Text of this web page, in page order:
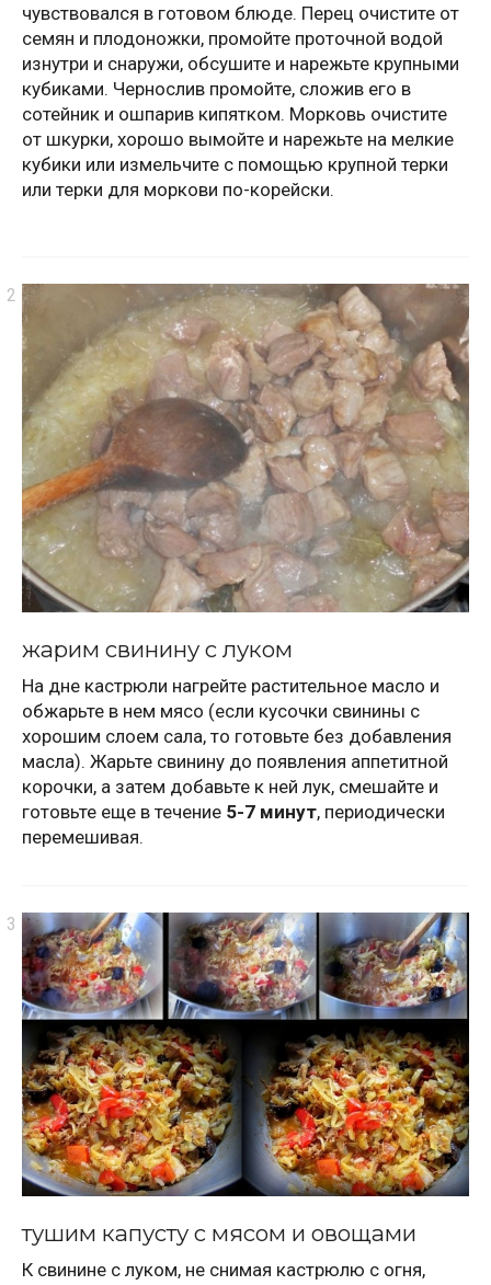
чувствовался в готовом блюде. Перец очистите от
семян и плодоножки, промойте проточной водой
изнутри и снаружи, обсушите и нарежьте крупными
кубиками. Чернослив промойте, сложив его в
сотейник и ошпарив кипятком. Морковь очистите
от шкурки, хорошо вымойте и нарежьте на мелкие
кубики или измельчите с помощью крупной терки
или терки для моркови по-корейски.
жарим свинину с луком
На дне кастрюли нагрейте растительное масло и
обжарьте в нем мясо (если кусочки свинины с
хорошим слоем сала, то готовьте без добавления
масла). Жарьте свинину до появления аппетитной
корочки, а затем добавьте к ней лук, смешайте и
готовьте еще в течение 5-7 минут, периодически
перемешивая.
тушим капусту с мясом и овощами
К свинине с луком, не снимая кастрюлю с огня,